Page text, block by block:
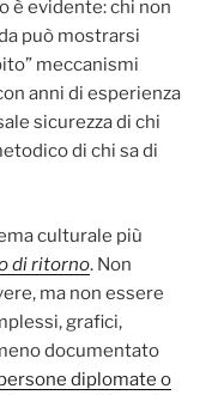
è evidente: chi non
può mostrarsi
meccanismi
anni di esperienza
sicurezza di chi
di chi sa di
culturale più
di ritorno. Non
ma non essere
grafici,
documentato
diplomate o